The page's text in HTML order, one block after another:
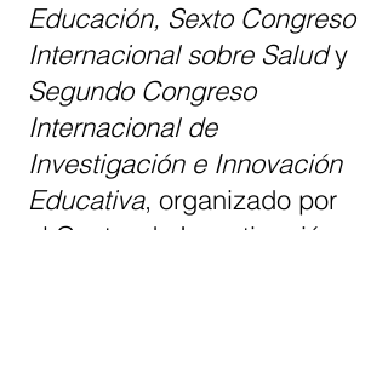
Educación, Sexto Congreso
Internacional sobre Saludy
Segundo Congreso
Internacional de
Investigación e Innovación
Educativa, organizado por
el Centro de Investigación